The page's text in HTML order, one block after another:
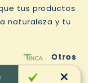
cuerpo
tus productos
naturaleza y tu
Otros